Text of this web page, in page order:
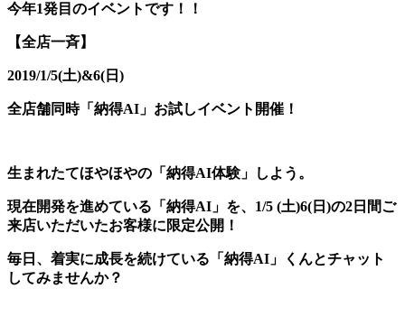
今年1発目のイベントです！！
【全店一斉】
2019/1/5(土)&6(日)
全店舗同時「納得AI」お試しイベント開催！
生まれたてほやほやの「納得AI体験」しよう。
現在開発を進めている「納得AI」を、1/5 (土)6(日)の2日間ご
来店いただいたお客様に限定公開！
毎日、着実に成長を続けている「納得AI」くんとチャット
してみませんか？